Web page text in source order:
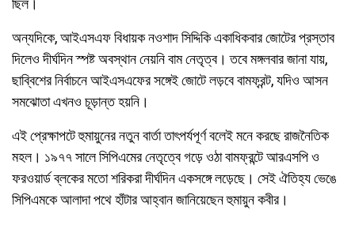
ছিল।
অন্যদিকে, আইএসএফ বিধায়ক নওশাদ সিদ্দিকি একাধিকবার জোটের প্রস্তাব
দিলেও দীর্ঘদিন স্পষ্ট অবস্থান নেয়নি বাম নেতৃত্ব। তবে মঙ্গলবার জানা যায়,
ছাব্বিশের নির্বাচনে আইএসএফের সঙ্গেই জোটে লড়বে বামফ্রন্ট, যদিও আসন
সমঝোতা এখনও চূড়ান্ত হয়নি।
এই প্রেক্ষাপটে হুমায়ুনের নতুন বার্তা তাৎপর্যপূর্ণ বলেই মনে করছে রাজনৈতিক
মহল। ১৯৭৭ সালে সিপিএমের নেতৃত্বে গড়ে ওঠা বামফ্রন্টে আরএসপি ও
ফরওয়ার্ড ব্লকের মতো শরিকরা দীর্ঘদিন একসঙ্গে লড়েছে। সেই ঐতিহ্য ভেঙে
সিপিএমকে আলাদা পথে হাঁটার আহ্বান জানিয়েছেন হুমায়ুন কবীর।